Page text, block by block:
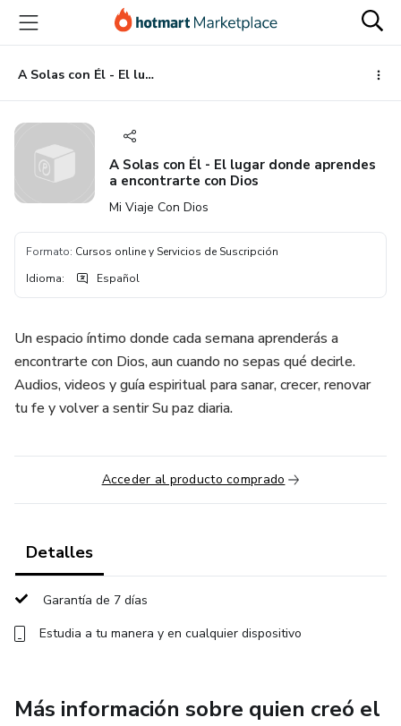
principal
página
de
página
A Solas con Él - El lugar donde aprendes a encontrarte con Dios
A Solas con Él - El lugar donde aprendes
a encontrarte con Dios
Mi Viaje Con Dios
Formato: Cursos online y Servicios de Suscripción
Idioma: Español
Un espacio íntimo donde cada semana aprenderás a
encontrarte con Dios, aun cuando no sepas qué decirle.
Audios, videos y guía espiritual para sanar, crecer, renovar
tu fe y volver a sentir Su paz diaria.
Acceder al producto comprado
Detalles
Garantía de 7 días
Estudia a tu manera y en cualquier dispositivo
Más información sobre quien creó el